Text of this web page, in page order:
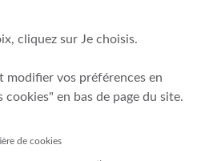
et de résolution
cliquez sur Je choisis.
modifier vos préférences en
en bas de page du site.
de cookies